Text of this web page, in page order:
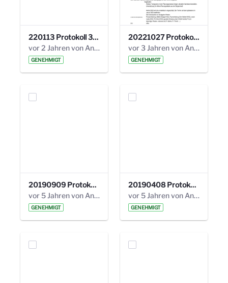
220113 Protokoll 32. Steuerungskreis.pdf
vor 2 Jahren von Anni Schlumberger
GENEHMIGT
20221027 Protokoll 34. Steuerungskreis.pdf
vor 3 Jahren von Anni Schlumberger
GENEHMIGT
20190909 Protokoll 27. Steuerungskreis.pdf
vor 5 Jahren von Anni Schlumberger
GENEHMIGT
20190408 Protokoll 26. Steuerungskreis.pdf
vor 5 Jahren von Anni Schlumberger
GENEHMIGT